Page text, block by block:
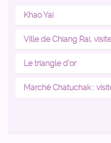
Khao Yai
Ville de Chiang Rai,
Le triangle d’or
Marché Chatuchak :